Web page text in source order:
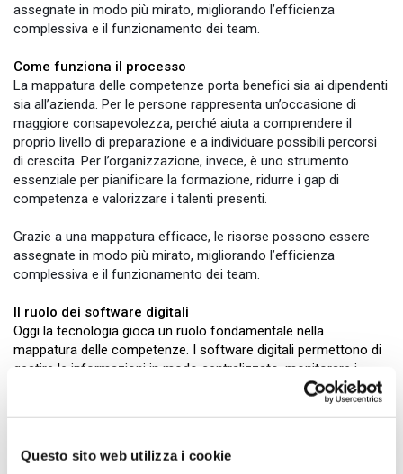
Questo sito web utilizza i cookie
assegnate in modo più mirato, migliorando l’efficienza
complessiva e il funzionamento dei team.
Come funziona il processo
La mappatura delle competenze porta benefici sia ai dipendenti
sia all’azienda. Per le persone rappresenta un’occasione di
maggiore consapevolezza, perché aiuta a comprendere il
proprio livello di preparazione e a individuare possibili percorsi
di crescita. Per l’organizzazione, invece, è uno strumento
essenziale per pianificare la formazione, ridurre i gap di
competenza e valorizzare i talenti presenti.
Grazie a una mappatura efficace, le risorse possono essere
assegnate in modo più mirato, migliorando l’efficienza
complessiva e il funzionamento dei team.
Il ruolo dei software digitali
Oggi la tecnologia gioca un ruolo fondamentale nella
mappatura delle competenze. I software digitali permettono di
gestire le informazioni in modo centralizzato, monitorare i
progressi nel tempo e analizzare i dati attraverso dashboard
intuitive. Questo rende il processo più rapido, accurato e